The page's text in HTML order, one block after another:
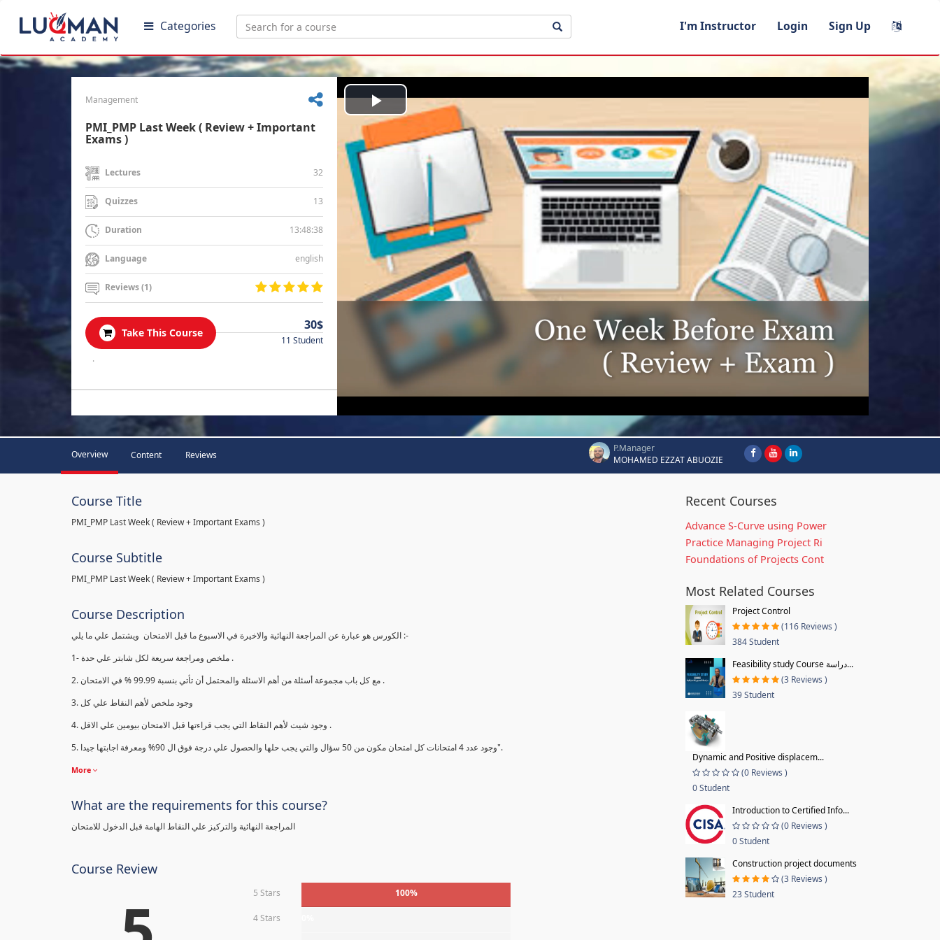
Categories I'm Instructor Login Sign Up
Management
PMI_PMP Last Week ( Review + Important
Exams )
Lectures 32
Quizzes 13
Duration 13:48:38
Language english
Reviews (1)
Take This Course
30$
11 Student
.
Play
Video
Overview Content Reviews
P.Manager
MOHAMED EZZAT ABUOZIE
Course Title
PMI_PMP Last Week ( Review + Important Exams )
Course Subtitle
PMI_PMP Last Week ( Review + Important Exams )
Course Description
الكورس هو عبارة عن المراجعة النهائية والاخيرة في الاسبوع ما قبل الامتحان ويشتمل علي ما يلي :-
1- ملخص ومراجعة سريعة لكل شابتر علي حدة .
2. مع كل باب مجموعة أسئلة من أهم الاسئلة والمحتمل أن تأتي بنسبة 99.99 % في الامتحان .
3. وجود ملخص لأهم النقاط علي كل
4. وجود شيت لأهم النقاط التي يجب قراءتها قبل الامتحان بيومين علي الاقل .
5. وجود عدد 4 امتحانات كل امتحان مكون من 50 سؤال والتي يجب حلها والحصول علي درجة فوق ال 90% ومعرفة اجابتها جيدا".
More
What are the requirements for this course?
المراجعة النهائية والتركيز علي النقاط الهامة قبل الدخول للامتحان
Course Review
5 Stars 100%
4 Stars
Recent Courses
Advance S-Curve using Power
Practice Managing Project Ri
Foundations of Projects Cont
Most Related Courses
Project Control
(116 Reviews )
384 Student
Feasibility study Course دراسة...
(3 Reviews )
39 Student
Dynamic and Positive displacem...
(0 Reviews )
0 Student
Introduction to Certified Info...
(0 Reviews )
0 Student
Construction project documents
(3 Reviews )
23 Student